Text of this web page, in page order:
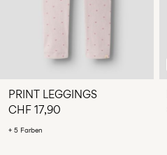
PRINT LEGGINGS
CHF 17,90
+ 5 Farben